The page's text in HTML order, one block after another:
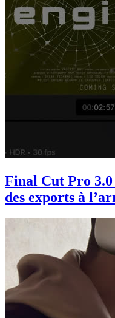
Final Cut Pro
des exports à